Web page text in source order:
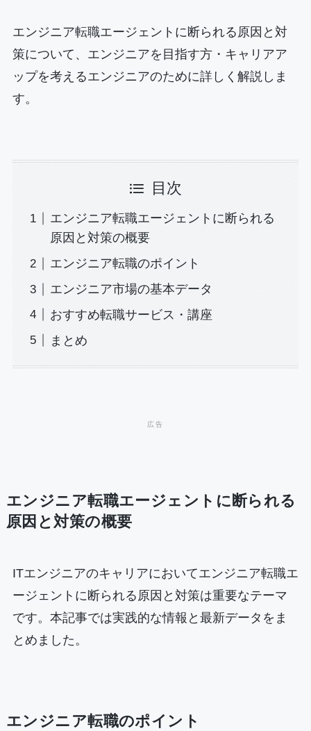
エンジニア転職エージェントに断られる原因と対
策について、エンジニアを目指す方・キャリアア
ップを考えるエンジニアのために詳しく解説しま
す。
目次
エンジニア転職エージェントに断られる
原因と対策の概要
エンジニア転職のポイント
エンジニア市場の基本データ
おすすめ転職サービス・講座
まとめ
エンジニア転職エージェントに断られる
原因と対策の概要
ITエンジニアのキャリアにおいてエンジニア転職エ
ージェントに断られる原因と対策は重要なテーマ
です。本記事では実践的な情報と最新データをま
とめました。
エンジニア転職のポイント